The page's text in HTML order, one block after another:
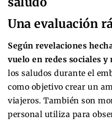
Una evaluación
Según revelaciones
vuelo en redes sociales y
los saludos durante el
como objetivo crear un
viajeros. También son
personal utiliza para